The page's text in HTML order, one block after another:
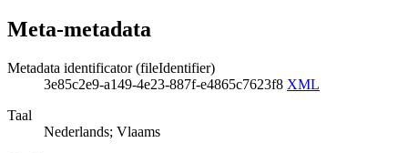
Meta-metadata
Metadata identificator (fileIdentifier)
3e85c2e9-a149-4e23-887f-e4865c7623f8 XML
Taal
Nederlands; Vlaams